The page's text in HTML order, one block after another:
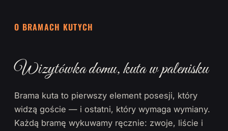
O BRAMACH KUTYCH
Wizytówka domu, kuta w palenisku
Brama kuta to pierwszy element posesji, który
widzą goście — i ostatni, który wymaga wymiany.
Każdą bramę wykuwamy ręcznie: zwoje, liście i